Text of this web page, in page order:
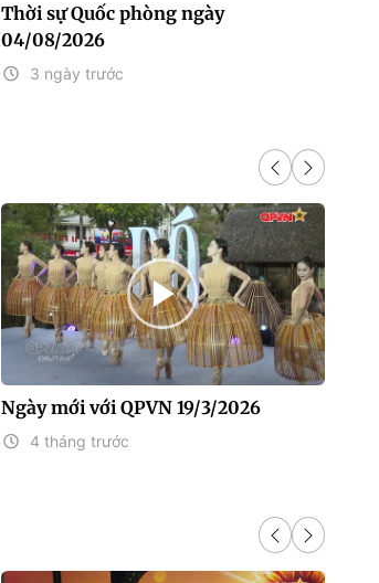
Thời sự Quốc phòng ngày
04/08/2026
3 ngày trước
Ngày mới với QPVN 19/3/2026
4 tháng trước